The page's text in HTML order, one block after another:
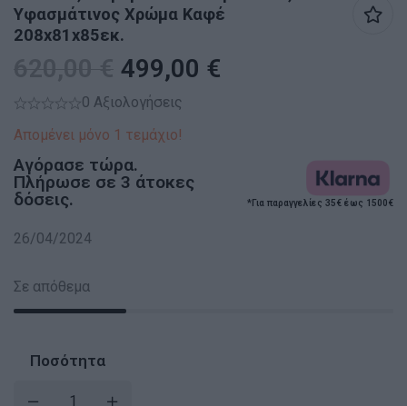
Υφασμάτινος Χρώμα Καφέ
208x81x85εκ.
499,00 €
0 Αξιολογήσεις
Απομένει μόνο 1 τεμάχιο!
Αγόρασε τώρα.
Πλήρωσε σε 3 άτοκες
δόσεις.
*Για παραγγελίες 35€ έως 1500€
26/04/2024
Σε απόθεμα
Ποσότητα